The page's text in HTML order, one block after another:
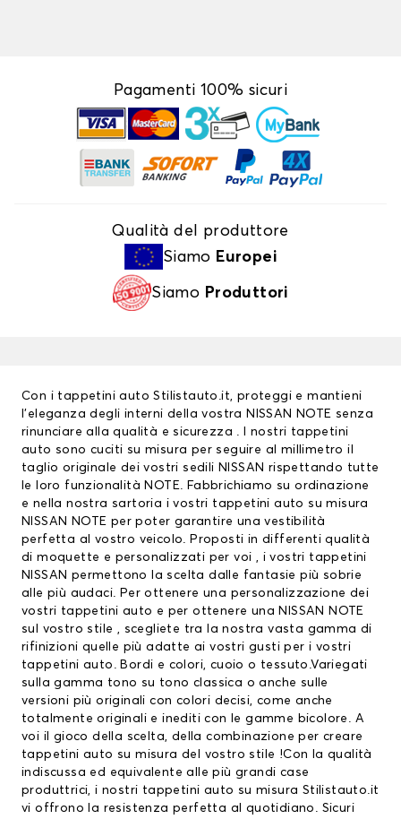
Pagamenti 100% sicuri
Qualità del produttore
Siamo Europei
Siamo Produttori
Con i tappetini auto Stilistauto.it, proteggi e mantieni
l’eleganza degli interni della vostra NISSAN NOTE senza
rinunciare alla qualità e sicurezza . I nostri tappetini
auto sono cuciti su misura per seguire al millimetro il
taglio originale dei vostri sedili NISSAN rispettando tutte
le loro funzionalità NOTE. Fabbrichiamo su ordinazione
e nella nostra sartoria i vostri tappetini auto su misura
NISSAN NOTE per poter garantire una vestibilità
perfetta al vostro veicolo. Proposti in differenti qualità
di moquette e personalizzati per voi , i vostri tappetini
NISSAN permettono la scelta dalle fantasie più sobrie
alle più audaci. Per ottenere una personalizzazione dei
vostri tappetini auto e per ottenere una NISSAN NOTE
sul vostro stile , scegliete tra la nostra vasta gamma di
rifinizioni quelle più adatte ai vostri gusti per i vostri
tappetini auto. Bordi e colori, cuoio o tessuto.Variegati
sulla gamma tono su tono classica o anche sulle
versioni più originali con colori decisi, come anche
totalmente originali e inediti con le gamme bicolore. A
voi il gioco della scelta, della combinazione per creare
tappetini auto su misura del vostro stile !Con la qualità
indiscussa ed equivalente alle più grandi case
produttrici, i nostri tappetini auto su misura Stilistauto.it
vi offrono la resistenza perfetta al quotidiano. Sicuri